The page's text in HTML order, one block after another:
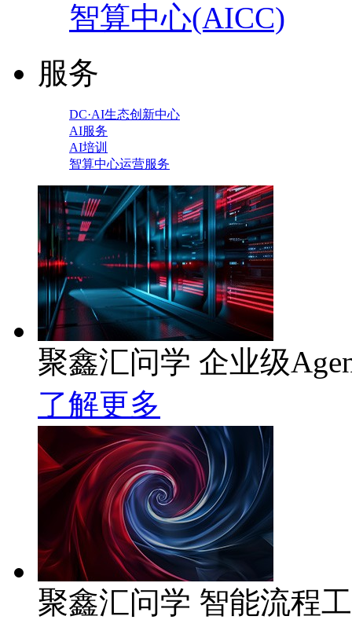
智算中心(AICC)
服务
DC·AI生态创新中心
AI服务
AI培训
智算中心运营服务
聚鑫汇问学 企业级
了解更多
聚鑫汇问学 智能流程